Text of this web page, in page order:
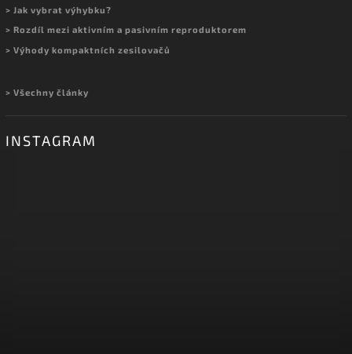
> Jak vybrat výhybku?
> Rozdíl mezi aktivním a pasivním reproduktorem
> Výhody kompaktních zesilovačů
> Všechny články
INSTAGRAM